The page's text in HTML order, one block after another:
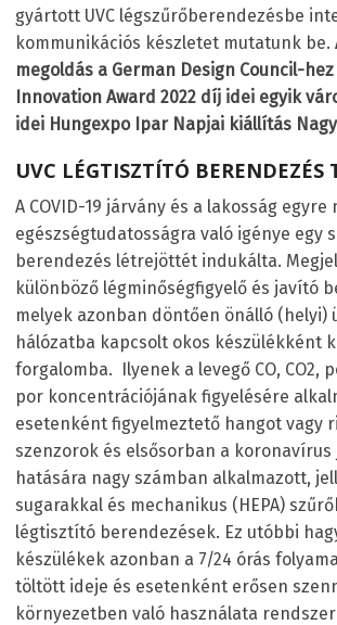
gyártott UVC légszűrőberendezésbe
kommunikációs készletet mutatunk be.
megoldás a German Design Council-
Innovation Award 2022 díj idei egyik
idei Hungexpo Ipar Napjai kiállítás
UVC LÉGTISZTÍTÓ BERENDEZÉS
A COVID-19 járvány és a lakosság egyre
egészségtudatosságra való igénye egy
berendezés létrejöttét indukálta.
különböző légminőségfigyelő és javító
melyek azonban döntően önálló (helyi)
hálózatba kapcsolt okos készülékként
forgalomba. Ilyenek a levegő CO, CO2,
por koncentrációjának figyelésére
esetenként figyelmeztető hangot vagy
szenzorok és elsősorban a koronavírus
hatására nagy számban alkalmazott,
sugarakkal és mechanikus (HEPA)
légtisztító berendezések. Ez utóbbi
készülékek azonban a 7/24 órás
töltött ideje és esetenként erősen
környezetben való használata